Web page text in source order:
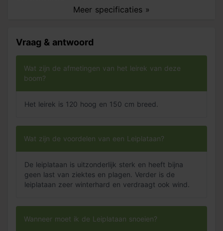
en boomband zorg je ervoor dat de boom het eerste jaar
Zo verzorg je de leiplataan
Een leiplataan kun je het best twee maal per jaar
snoeien. Snoei in het vroege voorjaar alle takken weg
behalve de hoofdtakken. Snoei de leiplataan tijdens de
leiplataan eerst nieuwe uitlopers dichtbij de hoofdtakken.
Leirek
Meer specificaties »
Vraag & antwoord
Wat zijn de afmetingen van het leirek van deze
boom?
Het leirek is 120 hoog en 150 cm breed.
Wat zijn de voordelen van een Leiplataan?
De leiplataan is uitzonderlijk sterk en heeft bijna
geen last van ziektes en plagen. Verder is de
leiplataan zeer winterhard en verdraagt ook wind.
Wanneer moet ik de Leiplataan snoeien?